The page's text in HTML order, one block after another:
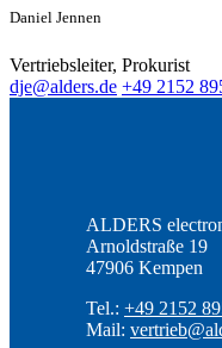
Daniel Jennen
Vertriebsleiter, Prokurist
dje@alders.de +49 2152
ALDERS
Arnoldstraße 19
47906 Kempen
Tel.: +49 2152
Mail: